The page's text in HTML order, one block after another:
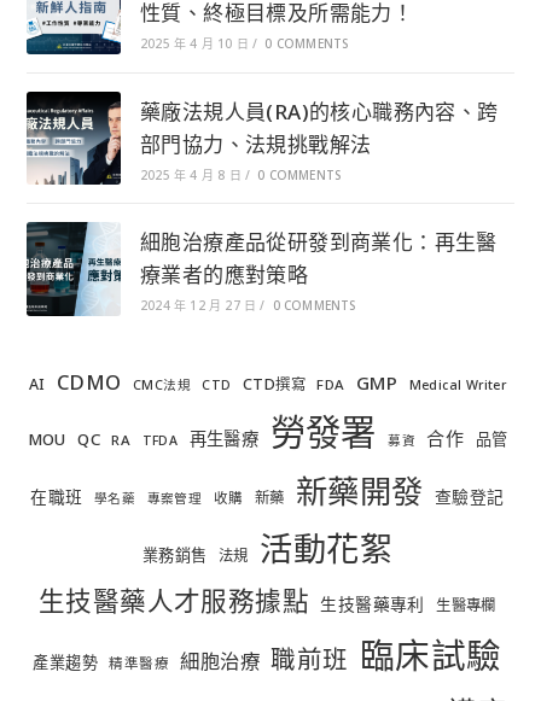
性質、終極目標及所需能力！
2025 年 4 月 10 日 / 0 COMMENTS
藥廠法規人員(RA)的核心職務內容、跨
部門協力、法規挑戰解法
2025 年 4 月 8 日 / 0 COMMENTS
細胞治療產品從研發到商業化：再生醫
療業者的應對策略
2024 年 12 月 27 日 / 0 COMMENTS
AI CDMO CMC法規 CTD CTD撰寫 FDA GMP Medical Writer
MOU QC RA TFDA 再生醫療 勞發署 募資 合作 品管
在職班 學名藥 專案管理 收購 新藥 新藥開發 查驗登記
業務銷售 法規 活動花絮
生技醫藥人才服務據點 生技醫藥專利 生醫專欄
產業趨勢 精準醫療 細胞治療 職前班 臨床試驗